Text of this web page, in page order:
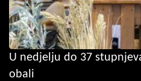
U nedjelju do 37
obali